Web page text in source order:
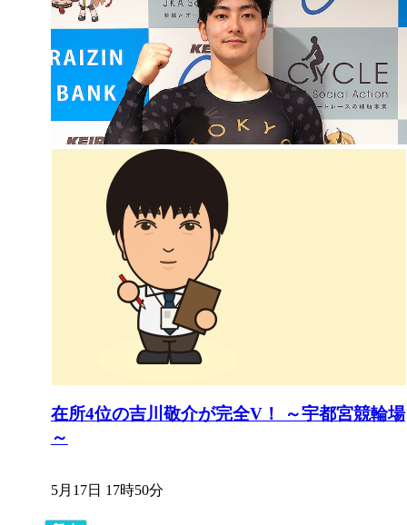
在所4位の吉川敬介が完全V！ ～宇都宮競輪場
～
5月17日 17時50分